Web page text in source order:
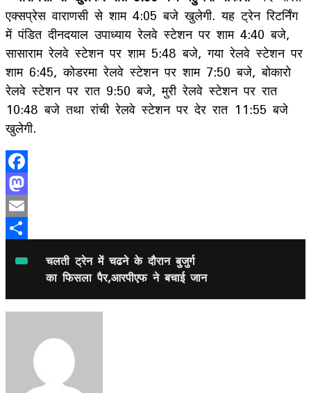
एक्सप्रेस वाराणसी से शाम 4:05 बजे खुलेगी. यह ट्रेन रिटर्निंग
में पंडित दीनदयाल उपाध्याय रेलवे स्टेशन पर शाम 4:40 बजे,
सासाराम रेलवे स्टेशन पर शाम 5:48 बजे, गया रेलवे स्टेशन पर
शाम 6:45, कोडरमा रेलवे स्टेशन पर शाम 7:50 बजे, बोकारो
रेलवे स्टेशन पर रात 9:50 बजे, मुरी रेलवे स्टेशन पर रात
10:48 बजे तथा रांची रेलवे स्टेशन पर देर रात 11:55 बजे
खुलेगी.
Facebook
Mastodon
Email
चलती ट्रेन में चढने के दौरान बुजुर्ग
का फिसला पैर,आरपीएफ ने बचाई जान